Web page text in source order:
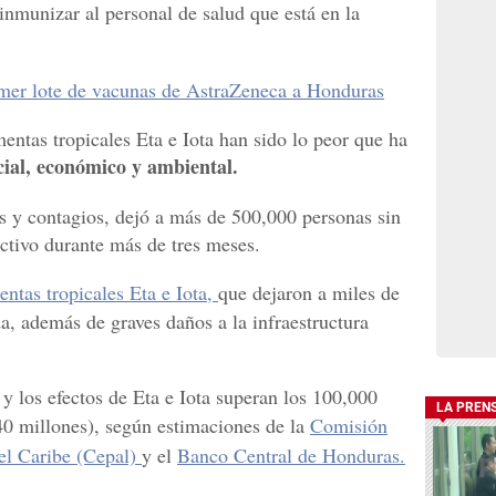
al personal de salud que está en la
lote de vacunas de AstraZeneca a Honduras
tropicales Eta e Iota han sido lo peor que ha
económico y ambiental.
contagios, dejó a más de 500,000 personas sin
durante más de tres meses.
tropicales Eta e Iota, que dejaron a miles de
además de graves daños a la infraestructura
los efectos de Eta e Iota superan los 100,000
millones), según estimaciones de la Comisión
Caribe (Cepal) y el Banco Central de Honduras.
LA